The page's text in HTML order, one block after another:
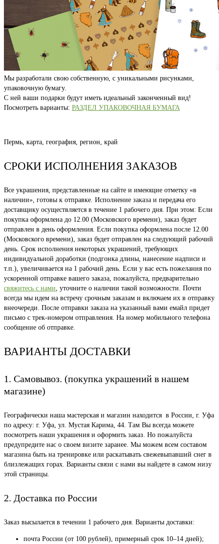
Мы разработали свою собственную, с уникальными рисунками,
упаковочную бумагу.
С ней ваши подарки будут иметь идеальный законченный вид!
Посмотреть варианты: РАЗДЕЛ УПАКОВОЧНАЯ БУМАГА
Пермь, карта, география, регион, край
СРОКИ ИСПОЛНЕНИЯ ЗАКАЗОВ
Все украшения, представленные на сайте и имеющие отметку «в
наличии», готовы к отправке. Исполнение заказа и передача его
доставщику осуществляется в течение 1 рабочего дня. При этом: Если
покупка оформлена до 12.00 (Московского времени), заказ будет
отправлен в день оформления. Если покупка оформлена после 12.00
(Московского времени), заказ будет отправлен на следующий рабочий
день. Срок исполнения некоторых украшений, требующих
индивидуальной доработки (подгонка длины, нанесение надписи и
т.п.), увеличивается на 1 рабочий день. Если у вас есть пожелания по
ускоренной отправке вашего заказа, пожалуйста, предварительно
свяжитесь с нами, уточните о наличии такой возможности. Почти
всегда мы идем на встречу срочным заказам и включаем их в отправку
внеочереди. После отправки заказа на указанный вами емайл придет
письмо с трек-номером отправления. На номер мобильного телефона
сообщение об отправке.
ВАРИАНТЫ ДОСТАВКИ
1. Самовывоз. (покупка украшений в нашем
магазине)
Географически наша мастерская и магазин находится в России, г. Уфа
по адресу: г. Уфа, ул. Мустая Карима, 44. Там Вы всегда можете
посмотреть наши украшения и оформить заказ. Но пожалуйста
предупредите нас о своем визите заранее. Мы можем всем составом
магазина быть на тренировке или раскатывать свежевыпавший снег в
близлежащих горах. Варианты связи с нами вы найдете в самом низу
этой страницы.
2. Доставка по России
Заказ высылается в течении 1 рабочего дня. Варианты доставки:
почта России (от 100 рублей), примерный срок 10–14 дней);